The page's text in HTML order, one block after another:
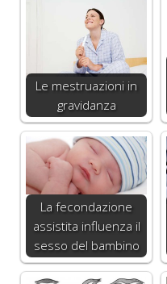
Le mestruazioni in
gravidanza
La fecondazione
assistita influenza il
sesso del bambino